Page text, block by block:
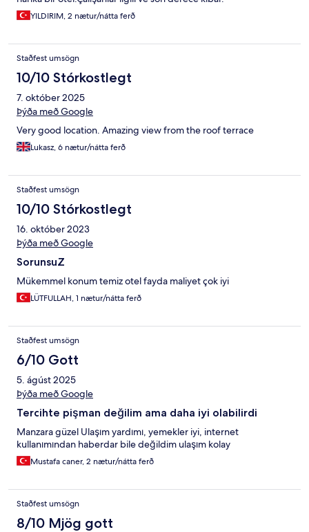
YILDIRIM, 2 nætur/nátta ferð
Staðfest umsögn
10/10 Stórkostlegt
7. október 2025
Þýða með Google
Very good location. Amazing view from the roof terrace
Lukasz, 6 nætur/nátta ferð
Staðfest umsögn
10/10 Stórkostlegt
16. október 2023
Þýða með Google
SorunsuZ
Mükemmel konum temiz otel fayda maliyet çok iyi
LÜTFULLAH, 1 nætur/nátta ferð
Staðfest umsögn
6/10 Gott
5. ágúst 2025
Þýða með Google
Tercihte pişman değilim ama daha iyi olabilirdi
Manzara güzel Ulaşım yardımı, yemekler iyi, internet
kullanımından haberdar bile değildim ulaşım kolay
Mustafa caner, 2 nætur/nátta ferð
Staðfest umsögn
8/10 Mjög gott